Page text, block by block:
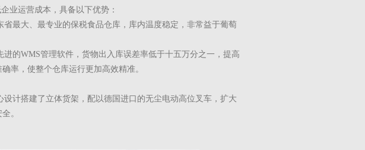
业运营成本，具备以下优势：
最大、最专业的保税食品仓库，库内温度稳定，非常益于葡萄
的WMS管理软件，货物出入库误差率低于十五万分之一，提高
率，使整个仓库运行更加高效精准。
计搭建了立体货架，配以德国进口的无尘电动高位叉车，扩大
。